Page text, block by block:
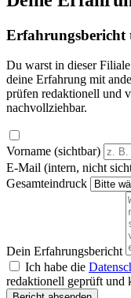
Erfahrungsbericht
Du warst in dieser
deine Erfahrung mit
prüfen redaktionell und
nachvollziehbar.
Vorname (sichtbar)
E-Mail (intern, nicht
Gesamteindruck
Dein Erfahrungsbericht
Ich habe die
redaktionell geprüft und